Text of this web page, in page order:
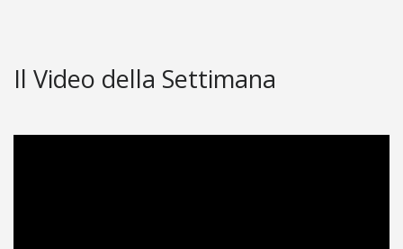
Il Video della Settimana